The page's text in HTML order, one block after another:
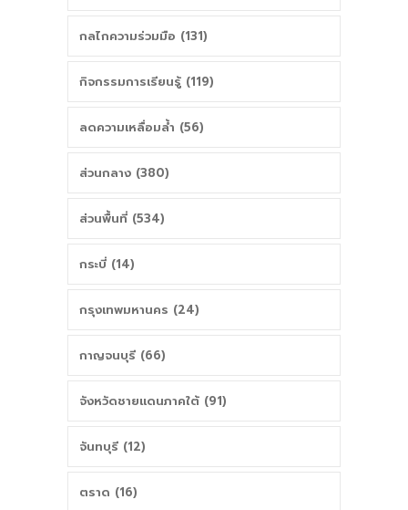
กลไกความร่วมมือ (131)
กิจกรรมการเรียนรู้ (119)
ลดความเหลื่อมล้ำ (56)
ส่วนกลาง (380)
ส่วนพื้นที่ (534)
กระบี่ (14)
กรุงเทพมหานคร (24)
กาญจนบุรี (66)
จังหวัดชายแดนภาคใต้ (91)
จันทบุรี (12)
ตราด (16)